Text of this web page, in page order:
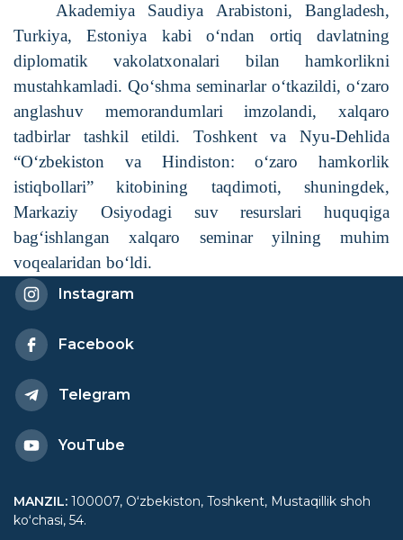
Akademiya Saudiya Arabistoni, Bangladesh,
Turkiya, Estoniya kabi o‘ndan ortiq davlatning
diplomatik vakolatxonalari bilan hamkorlikni
mustahkamladi. Qo‘shma seminarlar o‘tkazildi, o‘zaro
anglashuv memorandumlari imzolandi, xalqaro
tadbirlar tashkil etildi. Toshkent va Nyu-Dehlida
“O‘zbekiston va Hindiston: o‘zaro hamkorlik
istiqbollari” kitobining taqdimoti, shuningdek,
Markaziy Osiyodagi suv resurslari huquqiga
bag‘ishlangan xalqaro seminar yilning muhim
voqealaridan bo‘ldi.
Instagram
Facebook
Telegram
YouTube
MANZIL: 100007, Oʻzbekiston, Toshkent, Mustaqillik shoh
koʻchasi, 54.